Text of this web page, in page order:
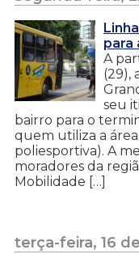
para
A
(29),
seu
bairro para o
quem utiliza a
poliesportiva). A
moradores da
Mobilidade […]
terça-feira, 16